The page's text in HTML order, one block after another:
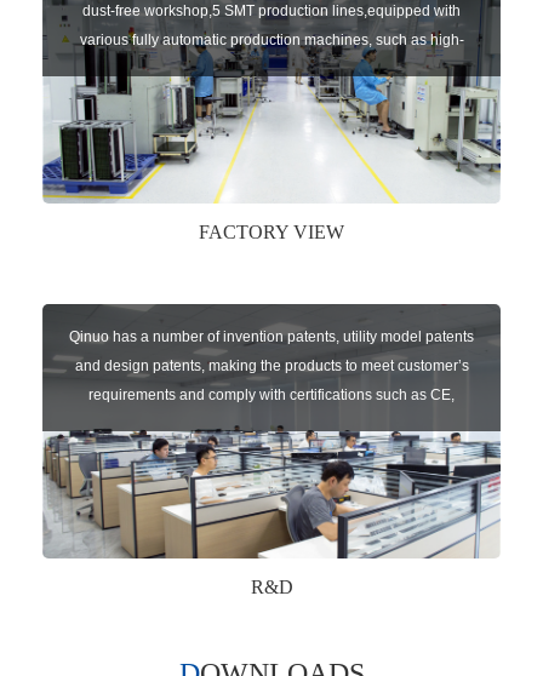
dust-free workshop,5 SMT production lines,equipped with
various fully automatic production machines, such as high-
speed chip mounter,welding robots, and automatic screw
machines etc.
FACTORY VIEW
Qinuo has a number of invention patents, utility model patents
and design patents, making the products to meet customer’s
requirements and comply with certifications such as CE,
RoHS,WEEE, EN16005,FCC, IC etc.
R&D